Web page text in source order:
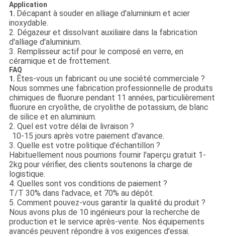
Application
1. Décapant à souder en alliage d'aluminium et acier
inoxydable.
2. Dégazeur et dissolvant auxiliaire dans la fabrication
d'alliage d'aluminium.
3. Remplisseur actif pour le composé en verre, en
céramique et de frottement.
FAQ
1. Êtes-vous un fabricant ou une société commerciale ?
Nous sommes une fabrication professionnelle de produits
chimiques de fluorure pendant 11 années, particulièrement
fluorure en cryolithe, de cryolithe de potassium, de blanc
de silice et en aluminium.
2. Quel est votre délai de livraison ?
10-15 jours après votre paiement d'avance.
3. Quelle est votre politique d'échantillon ?
Habituellement nous pourrions fournir l'aperçu gratuit 1-
2kg pour vérifier, des clients soutenons la charge de
logistique.
4. Quelles sont vos conditions de paiement ?
T/T 30% dans l'advace, et 70% au dépôt.
5. Comment pouvez-vous garantir la qualité du produit ?
Nous avons plus de 10 ingénieurs pour la recherche de
production et le service après-vente. Nos équipements
avancés peuvent répondre à vos exigences d'essai.